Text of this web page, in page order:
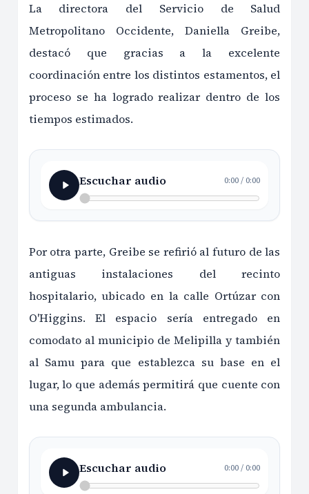
La directora del Servicio de Salud
Metropolitano Occidente, Daniella Greibe,
destacó que gracias a la excelente
coordinación entre los distintos estamentos, el
proceso se ha logrado realizar dentro de los
tiempos estimados.
Escuchar audio 0:00/0:00
Por otra parte, Greibe se refirió al futuro de las
antiguas instalaciones del recinto
hospitalario, ubicado en la calle Ortúzar con
O'Higgins. El espacio sería entregado en
comodato al municipio de Melipilla y también
al Samu para que establezca su base en el
lugar, lo que además permitirá que cuente con
una segunda ambulancia.
Escuchar audio 0:00/0:00